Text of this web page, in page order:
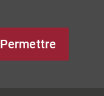
Permettre